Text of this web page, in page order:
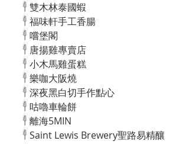
𓇣 雙木林泰國蝦
𓇣 福味軒手工香腸
𓇣 嚐堡閣
𓇣 唐揚雞專賣店
𓇣 小木馬雞蛋糕
𓇣 樂咖大阪燒
𓇣 深夜黑白切手作點心
𓇣 咕嚕車輪餅
𓇣 離海5MIN
𓇣 Saint Lewis Brewery聖路易精釀